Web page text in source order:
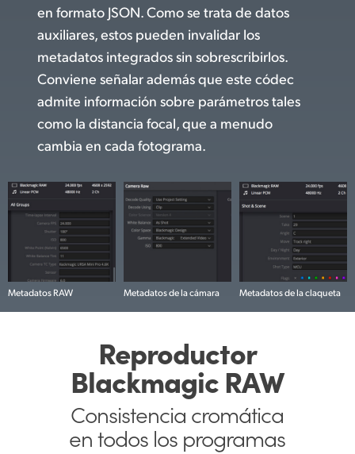
en formato JSON. Como se trata de datos
auxiliares, estos pueden invalidar los
metadatos integrados sin sobrescribirlos.
Conviene señalar además que este códec
admite información sobre parámetros tales
como la distancia focal, que a menudo
cambia en cada fotograma.
Metadatos RAW Metadatos de la cámara Metadatos de la claqueta
Reproductor
Blackmagic RAW
Consistencia cromática
en todos los programas